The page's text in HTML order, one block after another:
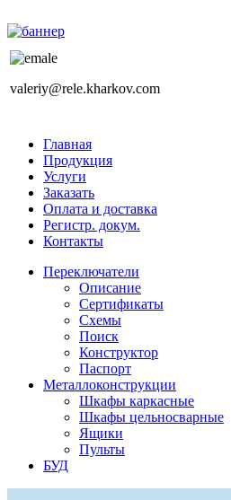
valeriy@rele.kharkov.com
Главная
Продукция
Услуги
Заказать
Оплата и доставка
Регистр. докум.
Контакты
Переключатели
Описание
Сертификаты
Схемы
Поиск
Конструктор
Паспорт
Металлоконструкции
Шкафы каркасные
Шкафы цельносварные
Ящики
Пульты
БУД